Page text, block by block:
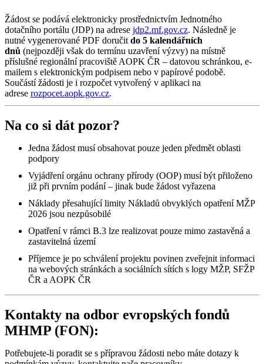
Žádost se podává elektronicky prostřednictvím Jednotného
dotačního portálu (JDP) na adrese jdp2.mf.gov.cz. Následně je
nutné vygenerované PDF doručit do 5 kalendářních
dnů (nejpozději však do termínu uzavření výzvy) na místně
příslušné regionální pracoviště AOPK ČR – datovou schránkou, e-
mailem s elektronickým podpisem nebo v papírové podobě.
Součástí žádosti je i rozpočet vytvořený v aplikaci na
adrese rozpocet.aopk.gov.cz.
Na co si dát pozor?
Jedna žádost musí obsahovat pouze jeden předmět oblasti
podpory
Vyjádření orgánu ochrany přírody (OOP) musí být přiloženo
již při prvním podání – jinak bude žádost vyřazena
Náklady přesahující limity Nákladů obvyklých opatření MŽP
2026 jsou nezpůsobilé
Opatření v rámci B.3 lze realizovat pouze mimo zastavěná a
zastavitelná území
Příjemce je po schválení projektu povinen zveřejnit informaci
na webových stránkách a sociálních sítích s logy MŽP, SFŽP
ČR a AOPK ČR
Kontakty na odbor evropských fondů
MHMP (FON):
Potřebujete-li poradit se s přípravou žádosti nebo máte dotazy k